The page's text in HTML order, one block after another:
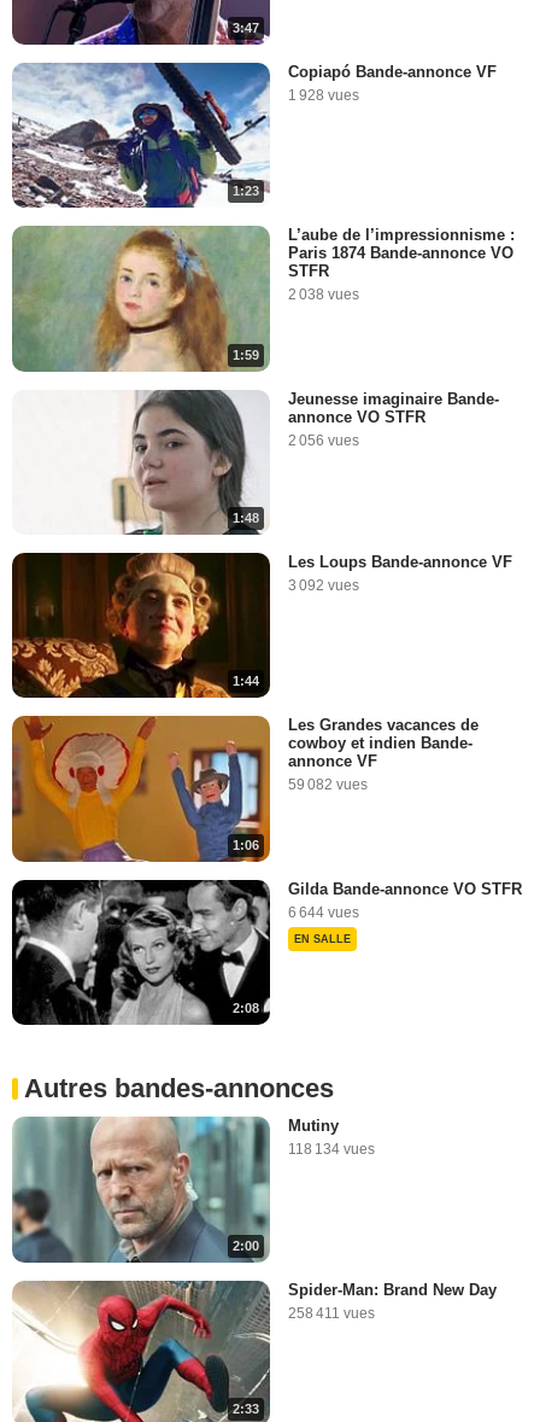
3:47
1:23
Copiapó Bande-annonce VF
1 928 vues
1:59
L’aube de l’impressionnisme :
Paris 1874 Bande-annonce VO
STFR
2 038 vues
1:48
Jeunesse imaginaire Bande-
annonce VO STFR
2 056 vues
1:44
Les Loups Bande-annonce VF
3 092 vues
1:06
Les Grandes vacances de
cowboy et indien Bande-
annonce VF
59 082 vues
2:08
Gilda Bande-annonce VO STFR
6 644 vues
EN SALLE
Autres bandes-annonces
2:00
Mutiny
118 134 vues
2:33
Spider-Man: Brand New Day
258 411 vues